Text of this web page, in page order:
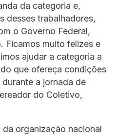
da categoria e,
desses trabalhadores,
o Governo Federal,
Ficamos muito felizes e
ajudar a categoria a
que ofereça condições
a jornada de
do Coletivo,
organização nacional